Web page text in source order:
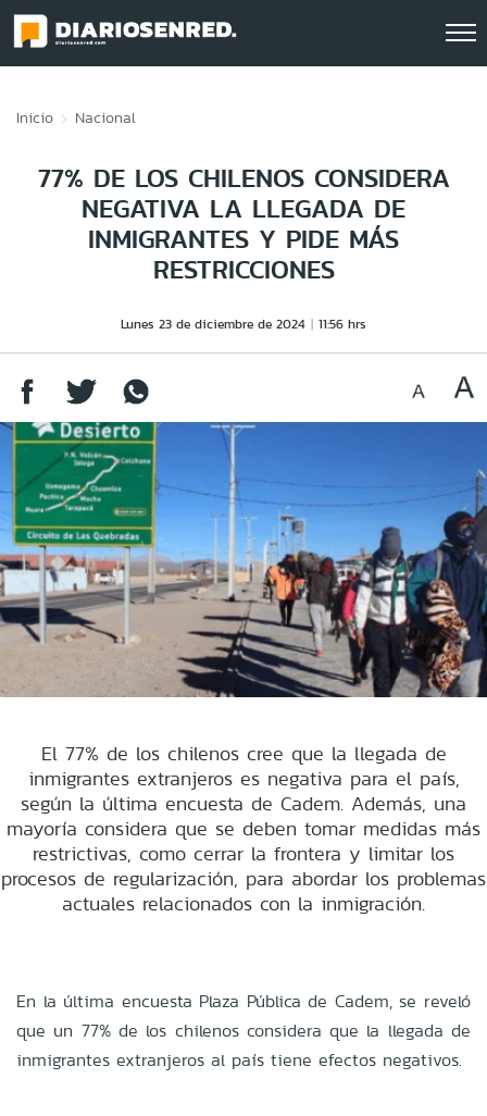
Inicio Nacional
77% DE LOS CHILENOS CONSIDERA
NEGATIVA LA LLEGADA DE
INMIGRANTES Y PIDE MÁS
RESTRICCIONES
Lunes 23 de diciembre de 2024 11:56 hrs
El 77% de los chilenos cree que la llegada de
inmigrantes extranjeros es negativa para el país,
según la última encuesta de Cadem. Además, una
mayoría considera que se deben tomar medidas más
restrictivas, como cerrar la frontera y limitar los
procesos de regularización, para abordar los problemas
actuales relacionados con la inmigración.
En la última encuesta Plaza Pública de Cadem, se reveló
que un 77% de los chilenos considera que la llegada de
inmigrantes extranjeros al país tiene efectos negativos.